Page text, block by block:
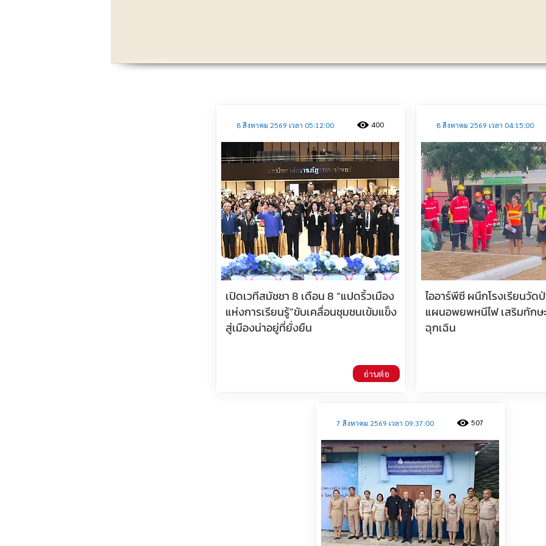
ประชาสัมพันธ์
8 สิงหาคม 2569 เวลา 05:12:00
เปิดเวทีสมัชชา 8 เดือน 8 “แปดริ้วเมือง
แห่งการเรียนรู้”ขับเคลื่อนชุมชนเข้มแข็ง
สู่เมืองน่าอยู่ที่ยั่งยืน
400
อ่านต่อ
8 สิงหาคม 2569 เวลา 04:15:00
ไออาร์พีซี ผนึกโรงเรียนวัด
แผนอพยพหนีไฟ เสริมทักษ
ฉุกเฉิน
7 สิงหาคม 2569 เวลา 09:37:00 507